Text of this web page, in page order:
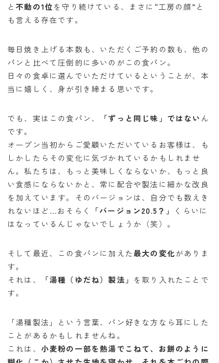
と不動の1位を守り続けている、まさに“工房の顔”と
も言える存在です。
毎日焼き上げる本数も、いただくご予約の数も、他の
パンと比べて圧倒的に多いのがこの食パン。
日々の食卓に選んでいただけているということが、本
当に嬉しく、身が引き締まる思いです。
でも、実はこの食パン、 「ずっと同じ味」ではない ん
です。
オープン当初からご愛顧いただいているお客様は、も
しかしたらその変化に気づかれているかもしれませ
ん。私たちは、もっと美味しくならないか、もっと良
い食感にならないかと、常に配合や製法に細かな改良
を加えています。そのバージョンは、自分でも数えき
れないほど…おそらく
「バージョン20.5？」
くらいに
はなっているんじゃないでしょうか（笑）。
そして最近、この食パンに加えた最大の変化がありま
す。
それは、
「湯種（ゆだね）製法」 を取り入れたことで
す。
「湯種製法」という言葉、パン好きな方なら耳にした
ことがあるかもしれませんね。
これは、 小麦粉の一部を熱湯でこねて、お餅のように